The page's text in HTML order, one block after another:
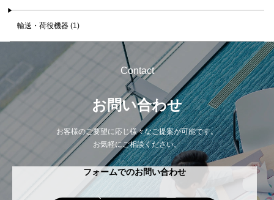
輸送・荷役機器 (1)
Contact
お問い合わせ
お客様のご要望に応じ様々なご提案が可能です。
お気軽にご相談ください。
フォームでのお問い合わせ